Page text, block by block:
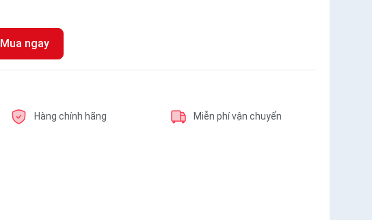
Mua ngay
Hàng chính hãng Miễn phí vận chuyển